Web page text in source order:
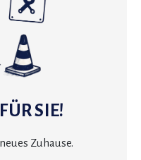
SIE!
Zuhause.